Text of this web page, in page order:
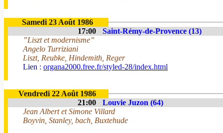
Samedi 23 Août 1986
17:00
Saint-Rémy-de-Provence (13)
”Liszt et modernisme”
Angelo Turriziani
Liszt, Reubke, Hindemith, Reger
Lien : organa2000.free.fr/styled-28/index.html
Vendredi 22 Août 1986
21:00
Louvie Juzon (64)
Jean Albert et Simone Villard
Boyvin, Stanley, bach, Buxtehude